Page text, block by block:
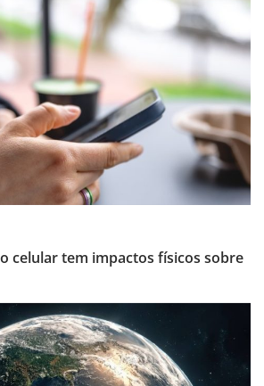
celular tem impactos físicos sobre